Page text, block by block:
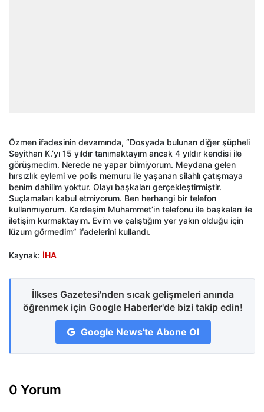
Özmen ifadesinin devamında, “Dosyada bulunan diğer şüpheli
Seyithan K.’yı 15 yıldır tanımaktayım ancak 4 yıldır kendisi ile
görüşmedim. Nerede ne yapar bilmiyorum. Meydana gelen
hırsızlık eylemi ve polis memuru ile yaşanan silahlı çatışmaya
benim dahilim yoktur. Olayı başkaları gerçekleştirmiştir.
Suçlamaları kabul etmiyorum. Ben herhangi bir telefon
kullanmıyorum. Kardeşim Muhammet’in telefonu ile başkaları ile
iletişim kurmaktayım. Evim ve çalıştığım yer yakın olduğu için
lüzum görmedim” ifadelerini kullandı.
Kaynak: İHA
İlkses Gazetesi'nden sıcak gelişmeleri anında
öğrenmek için Google Haberler'de bizi takip edin!
Google News'te Abone Ol
0 Yorum